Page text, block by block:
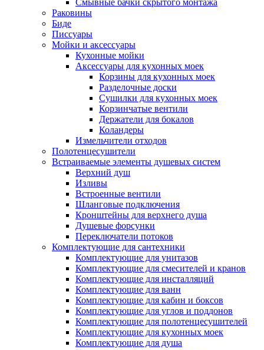
Смывные бачки скрытого монтажа
Раковины
Биде
Писсуары
Мойки и аксессуары
Кухонные мойки
Аксессуары для кухонных моек
Корзины для кухонных моек
Разделочные доски
Сушилки для кухонных моек
Корзинчатые вентили
Держатели для бокалов
Коландеры
Измельчители отходов
Полотенцесушители
Встраиваемые элементы душевых систем
Верхний душ
Изливы
Встроенные вентили
Шланговые подключения
Кронштейны для верхнего душа
Душевые форсунки
Переключатели потоков
Комплектующие для сантехники
Комплектующие для унитазов
Комплектующие для смесителей и кранов
Комплектующие для инсталляций
Комплектующие для ванн
Комплектующие для кабин и боксов
Комплектующие для углов и поддонов
Комплектующие для полотенцесушителей
Комплектующие для кухонных моек
Комплектующие для душа